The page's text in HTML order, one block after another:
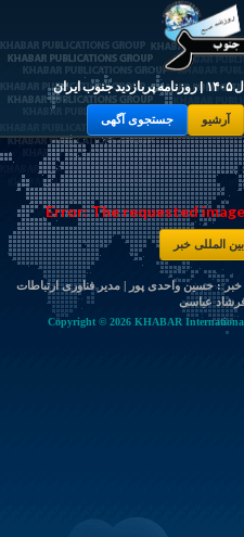
جستجوی آگهی آرشیو
Error: The requested
المللی خبر
: حسین واحدی پور | مدیر فناوری ارتباطات
عباسی
Copyright © 2026 KHABAR